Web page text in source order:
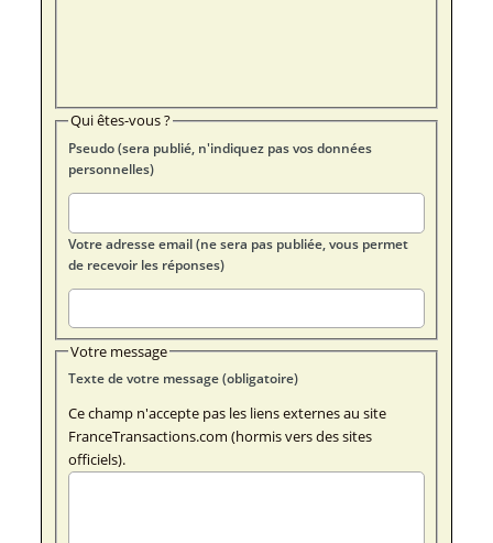
Qui êtes-vous ?
Pseudo (sera publié, n'indiquez pas vos données
personnelles)
Votre adresse email (ne sera pas publiée, vous permet
de recevoir les réponses)
Votre message
Texte de votre message (obligatoire)
Ce champ n'accepte pas les liens externes au site
FranceTransactions.com (hormis vers des sites
officiels).